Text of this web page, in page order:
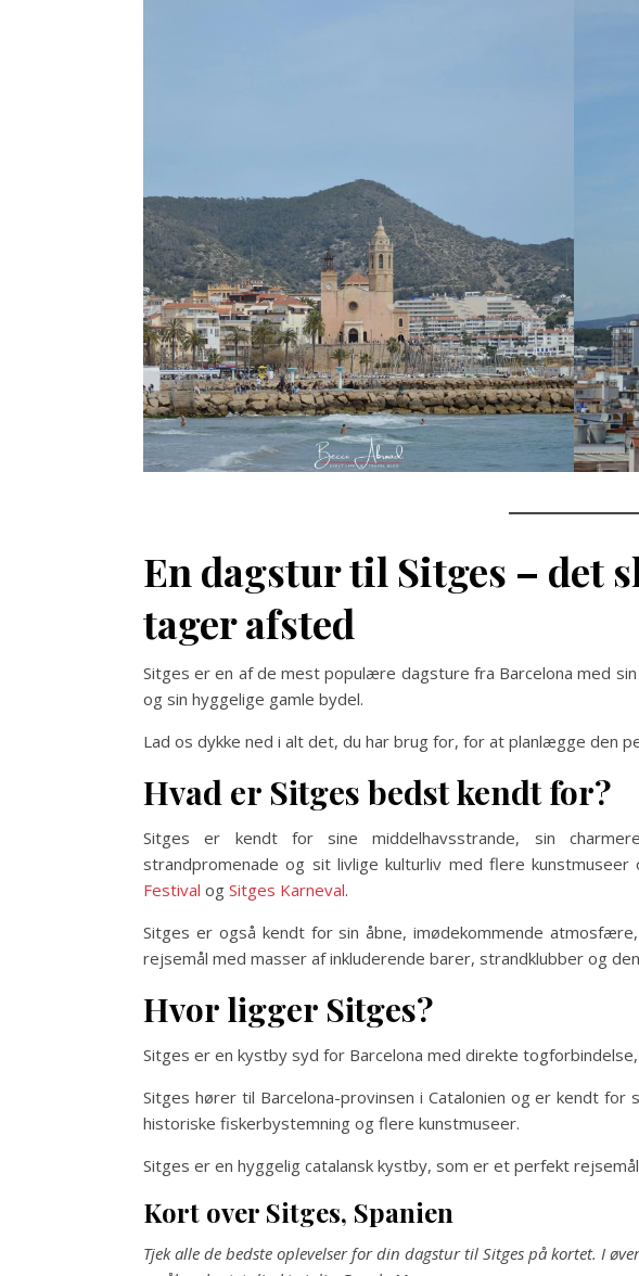
En dagstur til Sitges – det
tager afsted
Sitges er en af de mest populære dagsture fra Barcelona med
og sin hyggelige gamle bydel.
Lad os dykke ned i alt det, du har brug for, for at planlægge den
Hvad er Sitges bedst kendt for?
Sitges er kendt for sine middelhavsstrande, sin
strandpromenade og sit livlige kulturliv med flere
Festival og Sitges Karneval.
Sitges er også kendt for sin åbne, imødekommende
rejsemål med masser af inkluderende barer, strandklubber og
Hvor ligger Sitges?
Sitges er en kystby syd for Barcelona med direkte
Sitges hører til Barcelona-provinsen i Catalonien og er kendt for
historiske fiskerbystemning og flere kunstmuseer.
Sitges er en hyggelig catalansk kystby, som er et perfekt
Kort over Sitges, Spanien
Tjek alle de bedste oplevelser for din dagstur til Sitges på kortet. I